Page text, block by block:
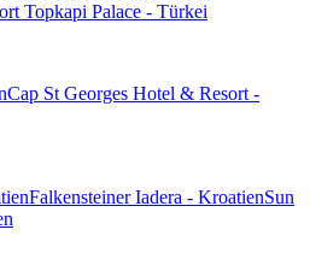
Topkapi Palace - Türkei
Cap St Georges Hotel & Resort -
Falkensteiner Iadera - KroatienSun